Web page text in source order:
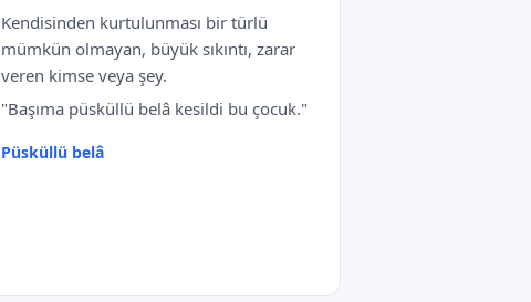
Kendisinden kurtulunması bir türlü
mümkün olmayan, büyük sıkıntı, zarar
veren kimse veya şey.
"Başıma püsküllü belâ kesildi bu çocuk."
Püsküllü belâ